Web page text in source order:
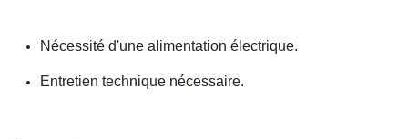
Nécessité d'une alimentation électrique.
Entretien technique nécessaire.